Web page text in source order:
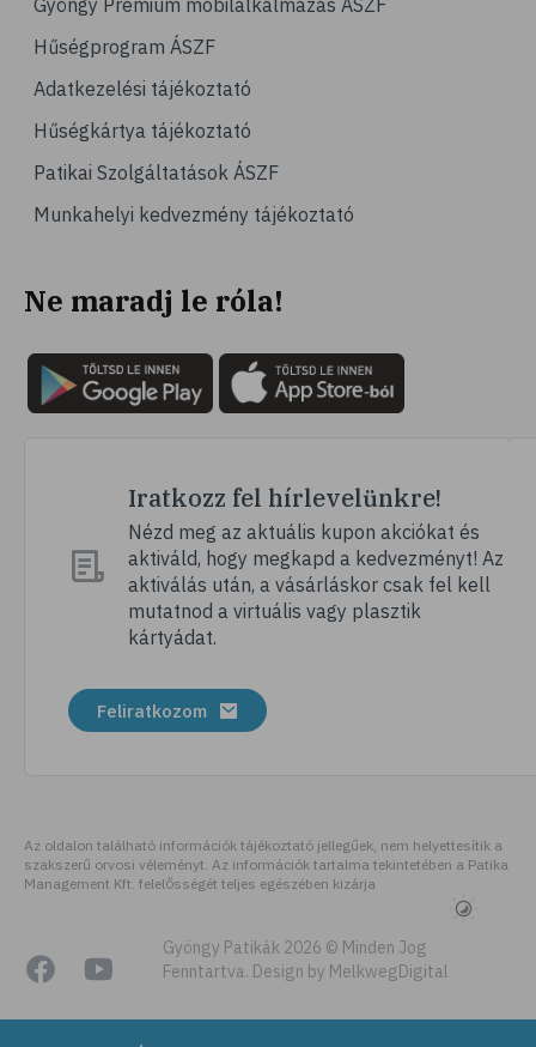
# hátfájás
# gerinc
# vérnyomáscsökkentés
# nátha
# megfázás
# fertőző betegségek
# köhögés
# orrfolyás
# immunrendszer
# immunerősítés
# szellőztetés
# kézmosás
# szépségápolás
# izlandi zuzmó
# szemirritáció
# emésztőrendszer
# emésztési zavarok
# puffadás
Gyöngy Prémium mobilalkalmazás ÁSZF
Hűségprogram ÁSZF
Adatkezelési tájékoztató
Hűségkártya tájékoztató
Patikai Szolgáltatások ÁSZF
Munkahelyi kedvezmény tájékoztató
Ne maradj le róla!
Iratkozz fel hírlevelünkre!
Nézd meg az aktuális kupon akciókat és
aktiváld, hogy megkapd a kedvezményt! Az
aktiválás után, a vásárláskor csak fel kell
mutatnod a virtuális vagy plasztik
kártyádat.
Feliratkozom
Az oldalon található információk tájékoztató jellegűek, nem helyettesítik a
szakszerű orvosi véleményt. Az információk tartalma tekintetében a Patika
Management Kft. felelősségét teljes egészében kizárja
Gyöngy Patikák 2026 © Minden Jog
Fenntartva. Design by MelkwegDigital